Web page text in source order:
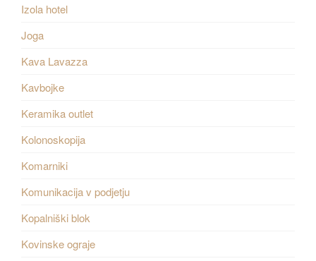
Izola hotel
Joga
Kava Lavazza
Kavbojke
Keramika outlet
Kolonoskopija
Komarniki
Komunikacija v podjetju
Kopalniški blok
Kovinske ograje